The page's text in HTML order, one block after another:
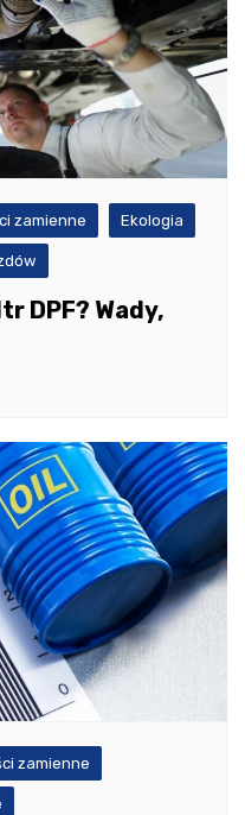
zamienne Ekologia
DPF? Wady,
zamienne